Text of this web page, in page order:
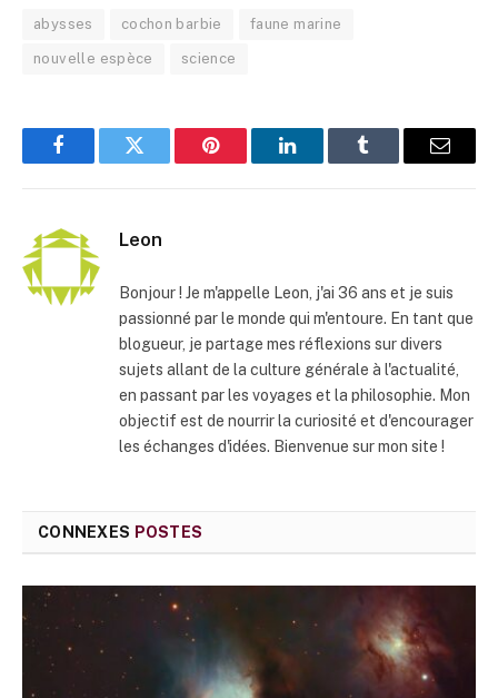
abysses cochon barbie faune marine
nouvelle espèce science
FacebookTwitter Pinterest LinkedInTumblr
E-
Leon
Bonjour ! Je m'appelle Leon, j'ai 36 ans et je suis
passionné par le monde qui m'entoure. En tant que
blogueur, je partage mes réflexions sur divers
sujets allant de la culture générale à l'actualité,
en passant par les voyages et la philosophie. Mon
objectif est de nourrir la curiosité et d'encourager
les échanges d'idées. Bienvenue sur mon site !
CONNEXES POSTES